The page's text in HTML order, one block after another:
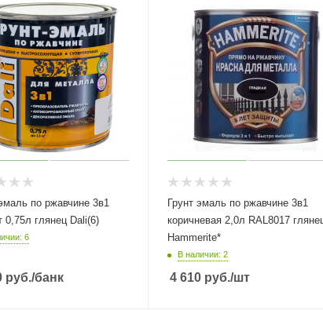
по ржавчине 3в1
0,75л глянец Dali(6)
6
руб./банк
Грунт эмаль по ржавчине 3в1
коричневая 2,0л RAL8017
Hammerite*
В наличии: 2
4 610 руб./шт